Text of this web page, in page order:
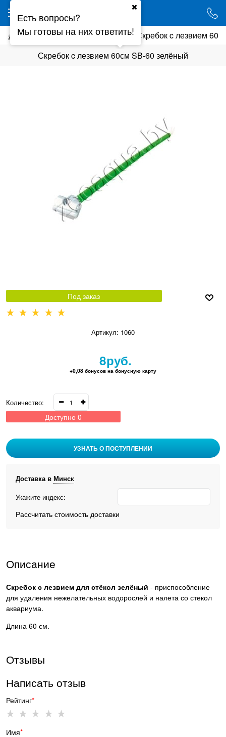
Магниты,скребки,ершики
Скребок c лезвием
Скребок c лезвием 60см SB-60 зелёный
Под заказ
Артикул: 1060
8руб.
+0,08 бонусов на бонусную карту
Количество:
Доступно 0
УЗНАТЬ О ПОСТУПЛЕНИИ
Доставка в Минск
Укажите индекс:
Рассчитать стоимость доставки
Описание
Скребок с лезвием для стёкол зелёный - приспособление
для удаления нежелательных водорослей и налета со стекол
аквариума.
Длина 60 см.
Отзывы
Написать отзыв
Рейтинг
Имя
Есть вопросы?
Мы готовы на них ответить!
Ваш город - Минск,
угадали?
ДА НЕТ